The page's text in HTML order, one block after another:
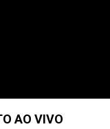
AO VIVO